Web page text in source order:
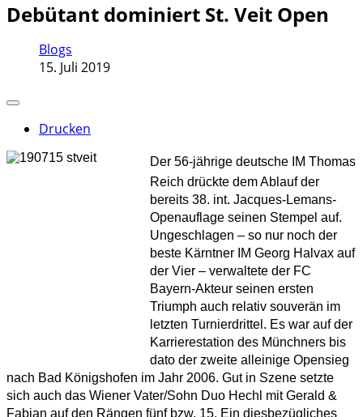
Debütant dominiert St. Veit Open
Blogs
15. Juli 2019
Drucken
Der 56-jährige deutsche IM Thomas
Reich drückte dem Ablauf der
bereits 38. int. Jacques-Lemans-
Openauflage seinen Stempel auf.
Ungeschlagen – so nur noch der
beste Kärntner IM Georg Halvax auf
der Vier – verwaltete der FC
Bayern-Akteur seinen ersten
Triumph auch relativ souverän im
letzten Turnierdrittel. Es war auf der
Karrierestation des Münchners bis
dato der zweite alleinige Opensieg
nach Bad Königshofen im Jahr 2006. Gut in Szene setzte
sich auch das Wiener Vater/Sohn Duo Hechl mit Gerald &
Fabian auf den Rängen fünf bzw. 15. Ein diesbezügliches